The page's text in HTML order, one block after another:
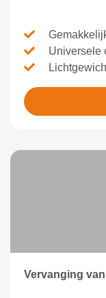
Universele
Vervanging